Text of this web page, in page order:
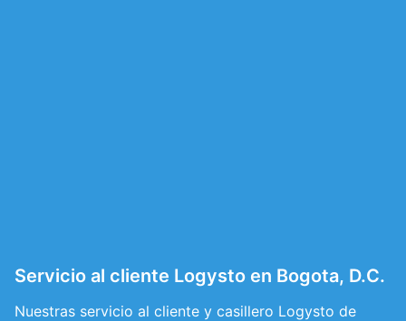
Servicio al cliente Logysto en Bogota, D.C.
Nuestras servicio al cliente y casillero Logysto de